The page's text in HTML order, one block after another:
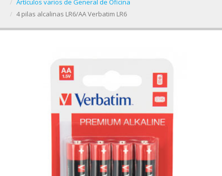
Artículos varios de General de Oficina
4 pilas alcalinas LR6/AA Verbatim LR6